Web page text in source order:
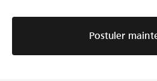
Postuler